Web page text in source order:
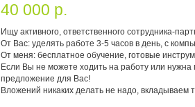
40 000 p.
Ищу активного, ответственного сотрудника-
От Вас: уделять работе 3-5 часов в день, с
От меня: бесплатное обучение, готовые
Если Вы не можете ходить на работу или
предложение для Вас!
Вложений никаких делать не надо, вкладываем